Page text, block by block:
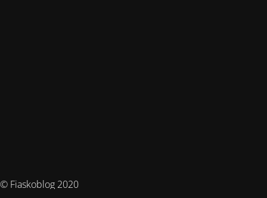
© Fiaskoblog 2020